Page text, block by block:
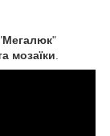
Мегалюк"
мозаїки